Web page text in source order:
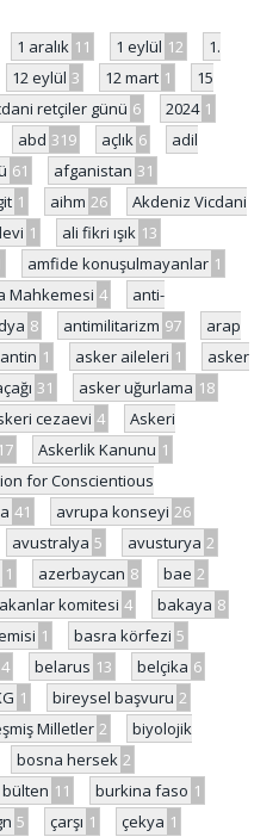
1 aralık 11 1 eylül 12
1.
12 eylül 3 12 mart 1
15
retçiler günü 6 2024 1
abd 319 açlık 6
adil
61 afganistan 31
1 aihm 26
Akdeniz Vicdani
1 ali fikri ışık 13
amfide konuşulmayanlar 1
Mahkemesi 4
anti-
8 antimilitarizm 97
arap
1 asker aileleri 1
asker
31 asker uğurlama 18
cezaevi 4
Askeri
17 Askerlik Kanunu 1
for Conscientious
41 avrupa konseyi 26
avustralya 5 avusturya 2
1 azerbaycan 8 bae 2
komitesi 4 bakaya 8
1 basra körfezi 5
belarus 13 belçika 6
1 bireysel başvuru 2
Milletler 2
biyolojik
bosna hersek 2
bülten 11 burkina faso 1
5 çarşı 1 çekya 1